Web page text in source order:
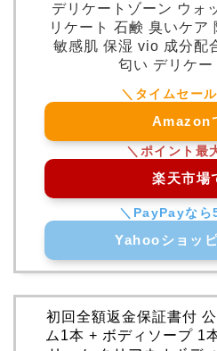
デリケートゾーン ウォ
リケート 石鹸 臭いケア
敏感肌 保湿 vio 成分配
匂い デリケー
Amazon
楽天市場
Yahooショッ
初回全額返金保証書付
ム1本 + ボディソープ 1